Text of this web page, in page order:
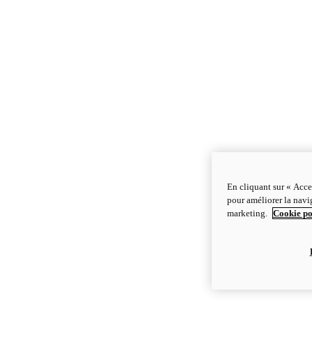
En cliquant sur «
pour améliorer la
marketing.
Cookie